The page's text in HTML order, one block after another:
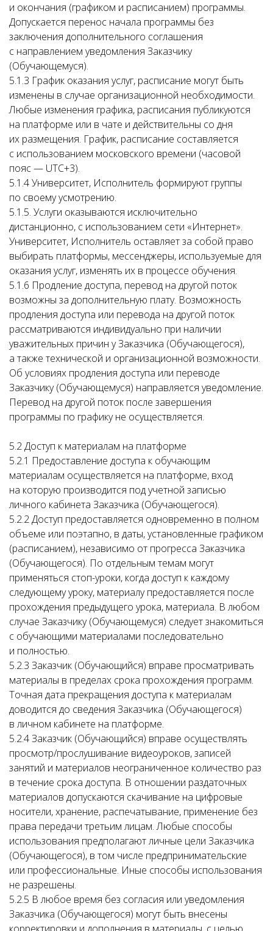
и окончания (графиком и расписанием) программы.
Допускается перенос начала программы без
заключения дополнительного соглашения
с направлением уведомления Заказчику
(Обучающемуся).
5.1.3 График оказания услуг, расписание могут быть
изменены в случае организационной необходимости.
Любые изменения графика, расписания публикуются
на платформе или в чате и действительны со дня
их размещения. График, расписание составляется
с использованием московского времени (часовой
пояс — UTC+3).
5.1.4 Университет, Исполнитель формируют группы
по своему усмотрению.
5.1.5. Услуги оказываются исключительно
дистанционно, с использованием сети «Интернет».
Университет, Исполнитель оставляет за собой право
выбирать платформы, мессенджеры, используемые для
оказания услуг, изменять их в процессе обучения.
5.1.6 Продление доступа, перевод на другой поток
возможны за дополнительную плату. Возможность
продления доступа или перевода на другой поток
рассматриваются индивидуально при наличии
уважительных причин у Заказчика (Обучающегося),
а также технической и организационной возможности.
Об условиях продления доступа или переводе
Заказчику (Обучающемуся) направляется уведомление.
Перевод на другой поток после завершения
программы по графику не осуществляется.
5.2 Доступ к материалам на платформе
5.2.1 Предоставление доступа к обучающим
материалам осуществляется на платформе, вход
на которую производится под учетной записью
личного кабинета Заказчика (Обучающегося).
5.2.2 Доступ предоставляется одновременно в полном
объеме или поэтапно, в даты, установленные графиком
(расписанием), независимо от прогресса Заказчика
(Обучающегося). По отдельным темам могут
применяться стоп-уроки, когда доступ к каждому
следующему уроку, материалу предоставляется после
прохождения предыдущего урока, материала. В любом
случае Заказчику (Обучающемуся) следует знакомиться
с обучающими материалами последовательно
и полностью.
5.2.3 Заказчик (Обучающийся) вправе просматривать
материалы в пределах срока прохождения программ.
Точная дата прекращения доступа к материалам
доводится до сведения Заказчика (Обучающегося)
в личном кабинете на платформе.
5.2.4 Заказчик (Обучающийся) вправе осуществлять
просмотр/прослушивание видеоуроков, записей
занятий и материалов неограниченное количество раз
в течение срока доступа. В отношении раздаточных
материалов допускаются скачивание на цифровые
носители, хранение, распечатывание, применение без
права передачи третьим лицам. Любые способы
использования предполагают личные цели Заказчика
(Обучающегося), в том числе предпринимательские
или профессиональные. Иные способы использования
не разрешены.
5.2.5 В любое время без согласия или уведомления
Заказчика (Обучающегося) могут быть внесены